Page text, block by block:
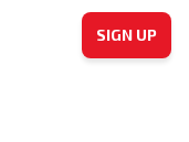
SIGN UP